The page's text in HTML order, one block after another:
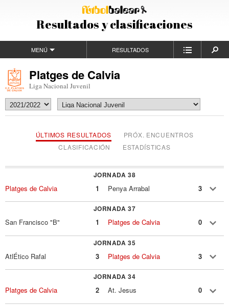
Resultados y clasificaciones
MENÚ RESULTADOS
Platges de Calvia
Liga Nacional Juvenil
ÚLTIMOS RESULTADOS
PRÓX. ENCUENTROS
CLASIFICACIÓN
ESTADÍSTICAS
JORNADA 38
Platges de Calvia 1 Penya Arrabal 3
JORNADA 37
San Francisco "B" 1 Platges de Calvia 0
JORNADA 35
AtlÉtico Rafal 3 Platges de Calvia 3
JORNADA 34
Platges de Calvia 2 At. Jesus 0